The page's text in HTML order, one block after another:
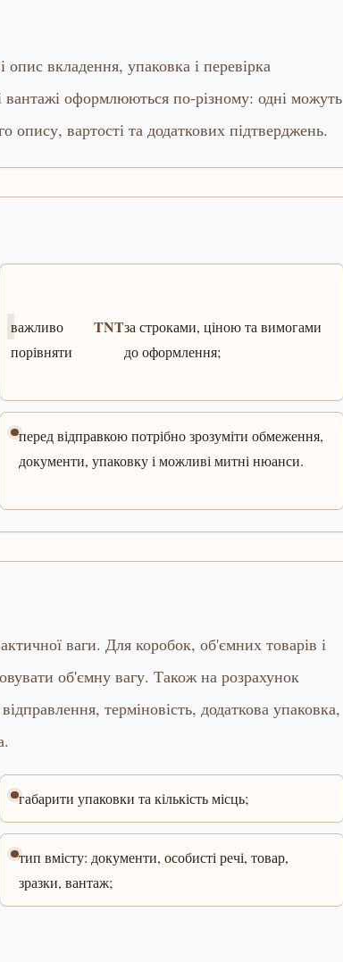
вкладення, упаковка і перевірка
оформлюються по-різному: одні можуть
опису, вартості та додаткових підтверджень.
важливо
порівняти
TNTза строками, ціною та вимогами
до оформлення;
перед відправкою потрібно зрозуміти обмеження,
документи, упаковку і можливі митні нюанси.
ваги. Для коробок, об'ємних товарів і
об'ємну вагу. Також на розрахунок
терміновість, додаткова упаковка,
габарити упаковки та кількість місць;
тип вмісту: документи, особисті речі, товар,
зразки, вантаж;